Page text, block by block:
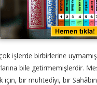
alışverişte ve
uymayan sözleri, hep
işlerde birbirlerine
bile getirmemişlerdir.
için, bir muhtedîyi, bir